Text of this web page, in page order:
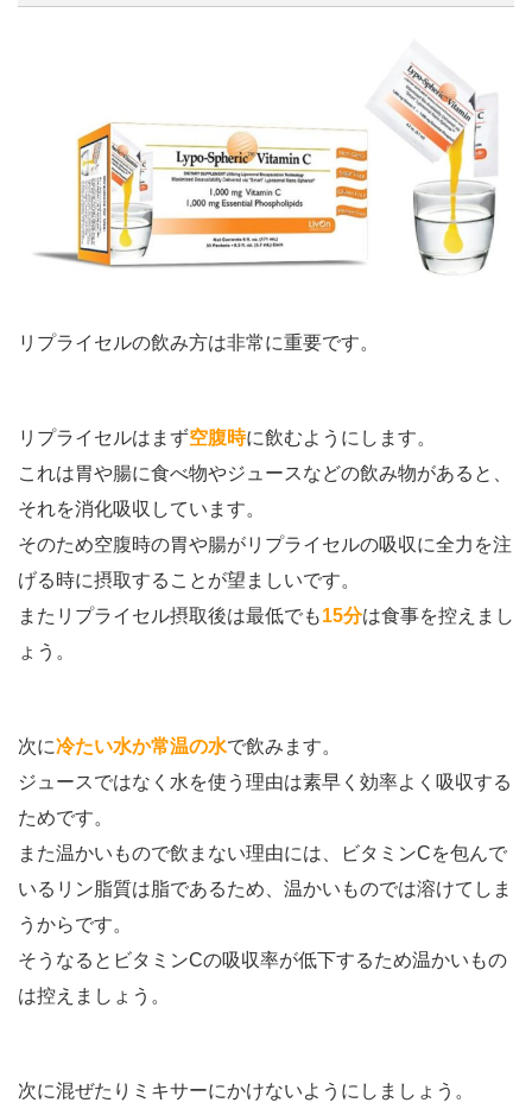
リプライセルの飲み方は非常に重要です。
リプライセルはまず空腹時に飲むようにします。
これは胃や腸に食べ物やジュースなどの飲み物があると、
それを消化吸収しています。
そのため空腹時の胃や腸がリプライセルの吸収に全力を注
げる時に摂取することが望ましいです。
またリプライセル摂取後は最低でも15分は食事を控えまし
ょう。
次に冷たい水か常温の水で飲みます。
ジュースではなく水を使う理由は素早く効率よく吸収する
ためです。
また温かいもので飲まない理由には、ビタミンCを包んで
いるリン脂質は脂であるため、温かいものでは溶けてしま
うからです。
そうなるとビタミンCの吸収率が低下するため温かいもの
は控えましょう。
次に混ぜたりミキサーにかけないようにしましょう。